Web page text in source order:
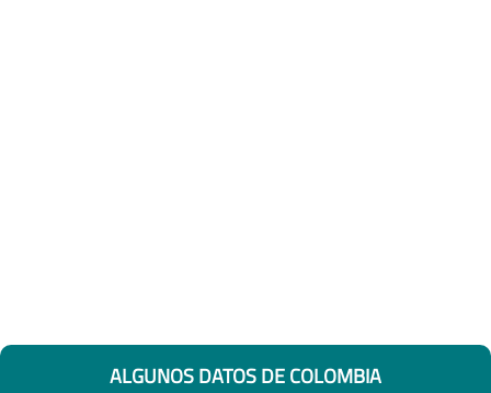
ALGUNOS DATOS DE COLOMBIA